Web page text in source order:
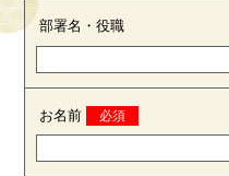
部署名・役職
お名前